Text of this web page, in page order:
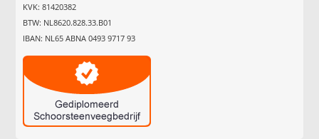
KVK: 81420382
BTW: NL8620.828.33.B01
IBAN: NL65 ABNA 0493 9717 93